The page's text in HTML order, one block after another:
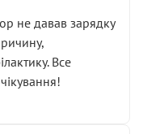
реальної
Після
що
скрип у гальмах
оплачена
не давав зарядку
Все